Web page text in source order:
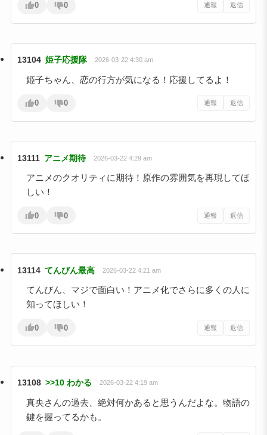
0 0 通報 返信
13104 姫子応援隊 2026-03-22 4:30 am
姫子ちゃん、恋の行方が気になる！応援してるよ！
0 0 通報 返信
13111 アニメ期待 2026-03-22 4:29 am
アニメのクオリティに期待！原作の雰囲気を再現してほ
しい！
0 0 通報 返信
13114 てんびん最高 2026-03-22 4:21 am
てんびん、マジで面白い！アニメ化でさらに多くの人に
知ってほしい！
0 0 通報 返信
13108 >>10 わかる 2026-03-22 4:19 am
真央さんの過去、絶対何かあると思うんだよな。物語の
鍵を握ってるかも。